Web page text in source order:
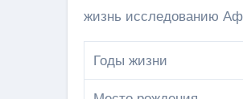
жизнь исследованию
Годы жизни